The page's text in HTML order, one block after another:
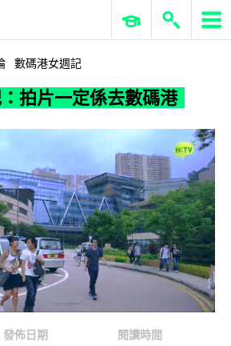
週記：拍片一定係去數碼港
ERP 與商業 AI
數碼港女週記
拍片一定係去數碼港
發佈日期
閱讀時間